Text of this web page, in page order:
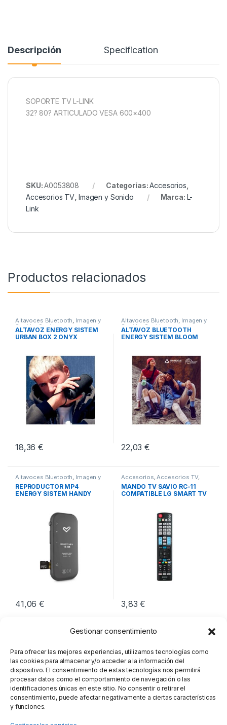
Gestionar consentimiento
Para ofrecer las mejores experiencias, utilizamos tecnologías como
las cookies para almacenar y/o acceder a la información del
dispositivo. El consentimiento de estas tecnologías nos permitirá
procesar datos como el comportamiento de navegación o las
identificaciones únicas en este sitio. No consentir o retirar el
consentimiento, puede afectar negativamente a ciertas características
y funciones.
Descripción Specification
SOPORTE TV L-LINK
32? 80? ARTICULADO VESA 600×400
SKU:A0053808 Categorías:Accesorios
Accesorios TV Imagen y Sonido Marca: L-
Link
Productos relacionados
Altavoces Bluetooth, Imagen y
Sonido,Sonido
ALTAVOZ ENERGY SISTEM
URBAN BOX 2 ONYX
18,36€
Altavoces Bluetooth, Imagen y
Sonido,Sonido
ALTAVOZ BLUETOOTH
ENERGY SISTEM BLOOM
22,03€
Altavoces Bluetooth, Imagen y
Sonido ,Sonido
REPRODUCTOR MP4
ENERGY SISTEM HANDY
41,06€
Accesorios,Accesorios TV,
Imagen y Sonido
MANDO TV SAVIO RC-11
COMPATIBLE LG SMART TV
3,83€